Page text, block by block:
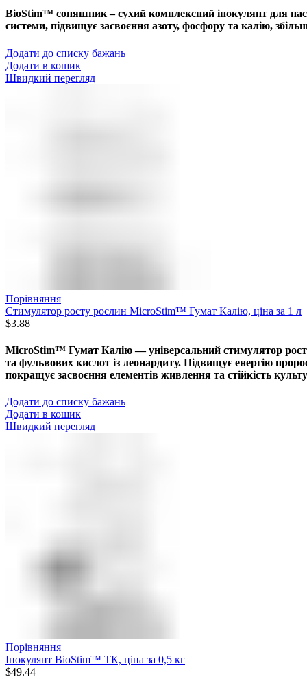
BioStim™ соняшник – сухий комплексний інокулянт для
системи, підвищує засвоєння азоту, фосфору та калію,
Додати до списку бажань
Додати в кошик
Швидкий перегляд
Порівняння
Стимулятор росту рослин MicroStim™ Гумат Калію, ціна за 1 л
$3.88
MicroStim™ Гумат Калію — універсальний стимулятор
та фульвових кислот із леонардиту. Підвищує енергію
покращує засвоєння елементів живлення та стійкість
Додати до списку бажань
Додати в кошик
Швидкий перегляд
Порівняння
Інокулянт BioStim™ ТК, ціна за 0,5 кг
$49.44